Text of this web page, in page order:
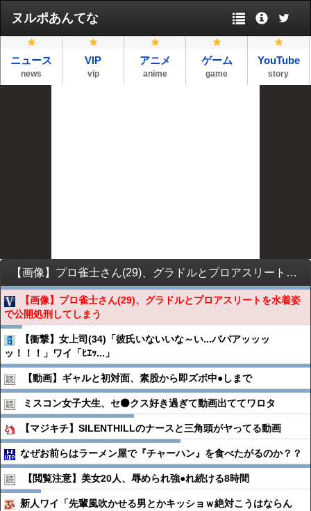
ヌルポあんてな
ニュース
news
VIP
vip
アニメ
anime
ゲーム
game
YouTube
story
【画像】プロ雀士さん(29)、グラドルとプロアスリートを水着姿で公開処刑してしまう
【画像】プロ雀士さん(29)、グラドルとプロアスリートを水着姿
で公開処刑してしまう
【衝撃】女上司(34)「彼氏いないいな～い...ババアッッッ
ッ！！！」ワイ「ﾋｴｯ...」
【動画】ギャルと初対面、素股から即ズボ中●︎しまで
ミスコン女子大生、セ⚫️クス好き過ぎて動画出ててワロタ
【マジキチ】SILENTHILLのナースと三角頭がヤってる動画
なぜお前らはラーメン屋で『チャーハン』を食べたがるのか？？
【閲覧注意】美女20人、辱められ強●︎れ続ける8時間
新人ワイ「先輩風吹かせる男とかキッショｗ絶対こうはならん